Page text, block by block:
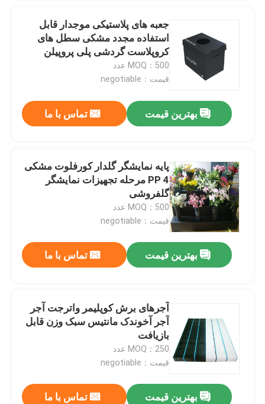
جعبه های پلاستیکی موجدار قابل
استفاده مجدد مشکی سطل های
کروپلاست گردشی پلی پروپیلن
MOQ：500 عدد
قیمت：negotiable
بهترین قیمت تماس با ما
پایه نمایشگر گلدار کورفلوت مشکی
PP 4 مرحله تجهیزات نمایشگر
گلفروشی
MOQ：500 عدد
قیمت：negotiable
بهترین قیمت تماس با ما
آجرهای برش کوپلیمر واترجت آجر
آجر آخوندک مانتیس سبک وزن قابل
بازیافت
MOQ：250 عدد
قیمت：negotiable
بهترین قیمت تماس با ما